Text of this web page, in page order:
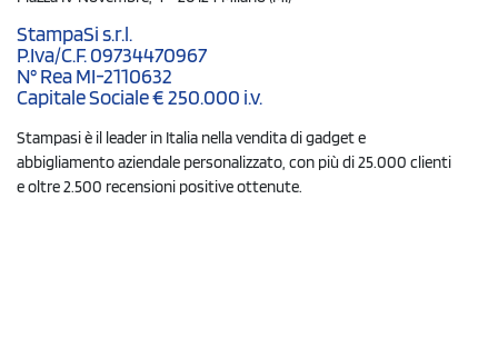
StampaSi s.r.l.
P.Iva/C.F. 09734470967
N° Rea MI-2110632
Capitale Sociale € 250.000 i.v.
Stampasi è il leader in Italia nella vendita di gadget e
abbigliamento aziendale personalizzato, con più di 25.000 clienti
e oltre 2.500 recensioni positive ottenute.